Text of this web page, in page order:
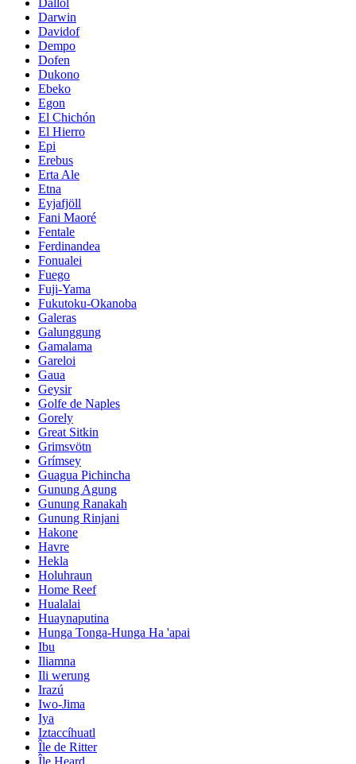
Dallol
Darwin
Davidof
Dempo
Dofen
Dukono
Ebeko
Egon
El Chichón
El Hierro
Epi
Erebus
Erta Ale
Etna
Eyjafjöll
Fani Maoré
Fentale
Ferdinandea
Fonualei
Fuego
Fuji-Yama
Fukutoku-Okanoba
Galeras
Galunggung
Gamalama
Gareloi
Gaua
Geysir
Golfe de Naples
Gorely
Great Sitkin
Grimsvötn
Grímsey
Guagua Pichincha
Gunung Agung
Gunung Ranakah
Gunung Rinjani
Hakone
Havre
Hekla
Holuhraun
Home Reef
Hualalai
Huaynaputina
Hunga Tonga-Hunga Ha 'apai
Ibu
Iliamna
Ili werung
Irazú
Iwo-Jima
Iya
Iztaccíhuatl
Île de Ritter